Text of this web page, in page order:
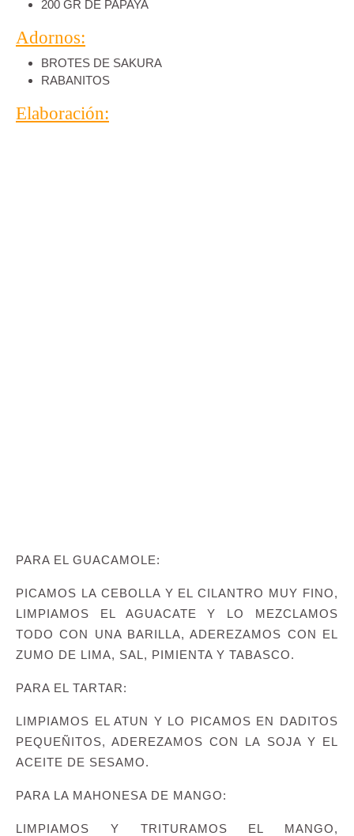
200 GR DE PAPAYA
Adornos:
BROTES DE SAKURA
RABANITOS
Elaboración:
PARA EL GUACAMOLE:
PICAMOS LA CEBOLLA Y EL CILANTRO MUY FINO,
LIMPIAMOS EL AGUACATE Y LO MEZCLAMOS
TODO CON UNA BARILLA, ADEREZAMOS CON EL
ZUMO DE LIMA, SAL, PIMIENTA Y TABASCO.
PARA EL TARTAR:
LIMPIAMOS EL ATUN Y LO PICAMOS EN DADITOS
PEQUEÑITOS, ADEREZAMOS CON LA SOJA Y EL
ACEITE DE SESAMO.
PARA LA MAHONESA DE MANGO:
LIMPIAMOS Y TRITURAMOS EL MANGO,